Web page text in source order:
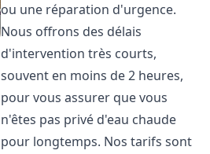
ou une réparation d'urgence.
Nous offrons des délais
d'intervention très courts,
souvent en moins de 2 heures,
pour vous assurer que vous
n'êtes pas privé d'eau chaude
pour longtemps. Nos tarifs sont